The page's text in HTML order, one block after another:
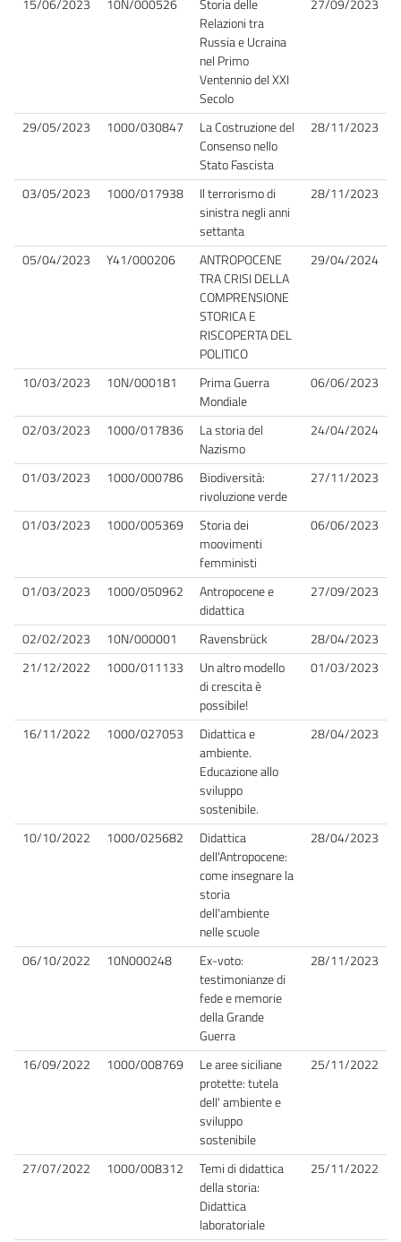
15/06/2023 10N/000526
Storia delle
Relazioni tra
Russia e Ucraina
nel Primo
Ventennio del XXI
Secolo
27/09/2023
29/05/2023 1000/030847
La Costruzione del
Consenso nello
Stato Fascista
28/11/2023
03/05/2023 1000/017938
Il terrorismo di
sinistra negli anni
settanta
28/11/2023
05/04/2023 Y41/000206
ANTROPOCENE
TRA CRISI DELLA
COMPRENSIONE
STORICA E
RISCOPERTA DEL
POLITICO
29/04/2024
10/03/2023 10N/000181
Prima Guerra
Mondiale
06/06/2023
02/03/2023 1000/017836
La storia del
Nazismo
24/04/2024
01/03/2023 1000/000786
Biodiversità:
rivoluzione verde
27/11/2023
01/03/2023 1000/005369
Storia dei
moovimenti
femministi
06/06/2023
01/03/2023 1000/050962
Antropocene e
didattica
27/09/2023
02/02/2023 10N/000001 Ravensbrück
28/04/2023
21/12/2022
1000/011133
Un altro modello
di crescita è
possibile!
01/03/2023
16/11/2022 1000/027053
Didattica e
ambiente.
Educazione allo
sviluppo
sostenibile.
28/04/2023
10/10/2022 1000/025682
Didattica
dell'Antropocene:
come insegnare la
storia
dell'ambiente
nelle scuole
28/04/2023
06/10/2022 10N000248
Ex-voto:
testimonianze di
fede e memorie
della Grande
Guerra
28/11/2023
16/09/2022 1000/008769
Le aree siciliane
protette: tutela
dell' ambiente e
sviluppo
sostenibile
25/11/2022
27/07/2022 1000/008312
Temi di didattica
della storia:
Didattica
laboratoriale
25/11/2022